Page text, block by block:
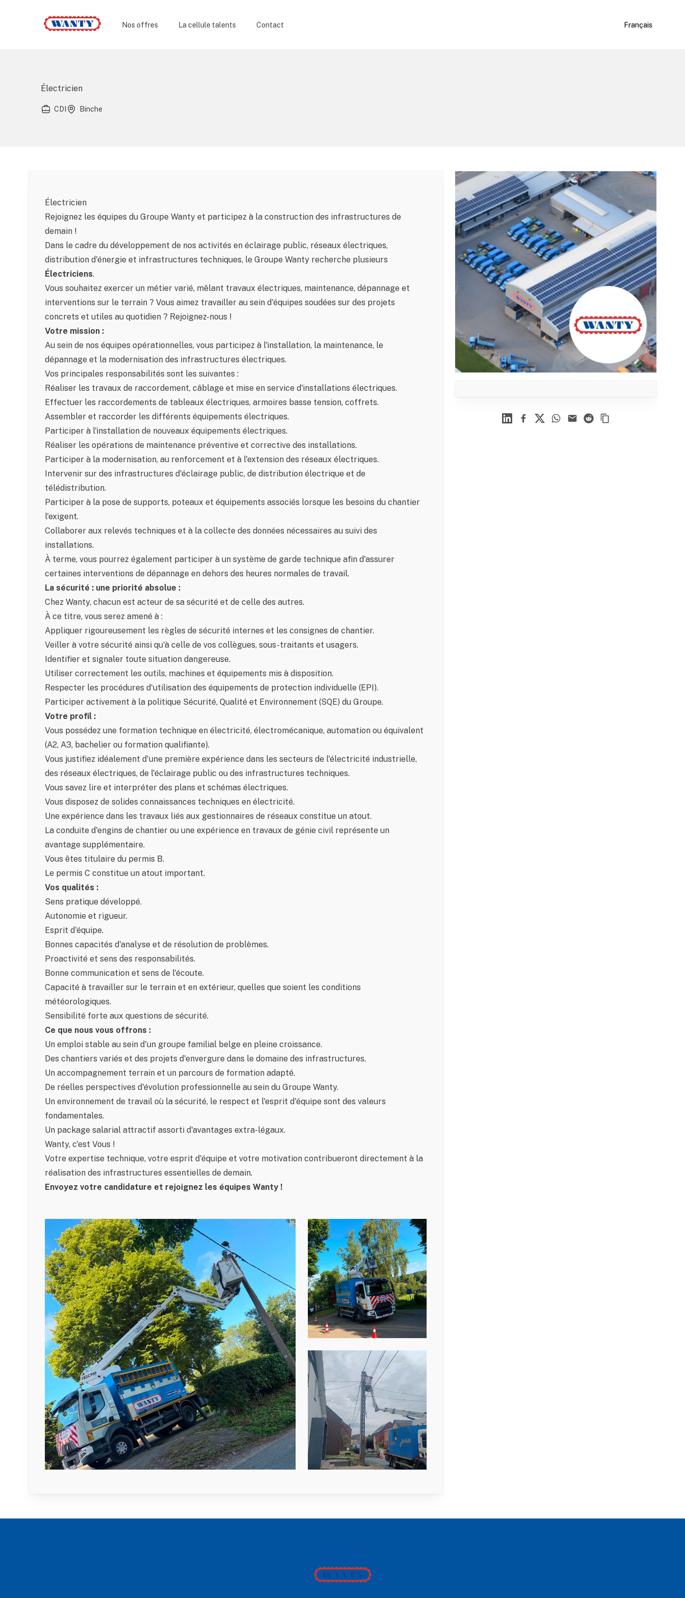
Wanty
Nos offres La cellule talents Contact Français
Électricien
CDI Binche
LinkedinFacebook
X WhatsApp
Mail Reddit
Électricien
Rejoignez les équipes du Groupe Wanty et participez à la construction des infrastructures de
demain !
Dans le cadre du développement de nos activités en éclairage public, réseaux électriques,
distribution d'énergie et infrastructures techniques, le Groupe Wanty recherche plusieurs
Électriciens.
Vous souhaitez exercer un métier varié, mêlant travaux électriques, maintenance, dépannage et
interventions sur le terrain ? Vous aimez travailler au sein d'équipes soudées sur des projets
concrets et utiles au quotidien ? Rejoignez-nous !
Votre mission :
Au sein de nos équipes opérationnelles, vous participez à l'installation, la maintenance, le
dépannage et la modernisation des infrastructures électriques.
Vos principales responsabilités sont les suivantes :
Réaliser les travaux de raccordement, câblage et mise en service d'installations électriques.
Effectuer les raccordements de tableaux électriques, armoires basse tension, coffrets.
Assembler et raccorder les différents équipements électriques.
Participer à l'installation de nouveaux équipements électriques.
Réaliser les opérations de maintenance préventive et corrective des installations.
Participer à la modernisation, au renforcement et à l'extension des réseaux électriques.
Intervenir sur des infrastructures d'éclairage public, de distribution électrique et de
télédistribution.
Participer à la pose de supports, poteaux et équipements associés lorsque les besoins du chantier
l'exigent.
Collaborer aux relevés techniques et à la collecte des données nécessaires au suivi des
installations.
À terme, vous pourrez également participer à un système de garde technique afin d'assurer
certaines interventions de dépannage en dehors des heures normales de travail.
La sécurité : une priorité absolue :
Chez Wanty, chacun est acteur de sa sécurité et de celle des autres.
À ce titre, vous serez amené à :
Appliquer rigoureusement les règles de sécurité internes et les consignes de chantier.
Veiller à votre sécurité ainsi qu'à celle de vos collègues, sous-traitants et usagers.
Identifier et signaler toute situation dangereuse.
Utiliser correctement les outils, machines et équipements mis à disposition.
Respecter les procédures d'utilisation des équipements de protection individuelle (EPI).
Participer activement à la politique Sécurité, Qualité et Environnement (SQE) du Groupe.
Votre profil :
Vous possédez une formation technique en électricité, électromécanique, automation ou équivalent
(A2, A3, bachelier ou formation qualifiante).
Vous justifiez idéalement d'une première expérience dans les secteurs de l'électricité industrielle,
des réseaux électriques, de l'éclairage public ou des infrastructures techniques.
Vous savez lire et interpréter des plans et schémas électriques.
Vous disposez de solides connaissances techniques en électricité.
Une expérience dans les travaux liés aux gestionnaires de réseaux constitue un atout.
La conduite d'engins de chantier ou une expérience en travaux de génie civil représente un
avantage supplémentaire.
Vous êtes titulaire du permis B.
Le permis C constitue un atout important.
Vos qualités :
Sens pratique développé.
Autonomie et rigueur.
Esprit d'équipe.
Bonnes capacités d'analyse et de résolution de problèmes.
Proactivité et sens des responsabilités.
Bonne communication et sens de l'écoute.
Capacité à travailler sur le terrain et en extérieur, quelles que soient les conditions
météorologiques.
Sensibilité forte aux questions de sécurité.
Ce que nous vous offrons :
Un emploi stable au sein d'un groupe familial belge en pleine croissance.
Des chantiers variés et des projets d'envergure dans le domaine des infrastructures.
Un accompagnement terrain et un parcours de formation adapté.
De réelles perspectives d'évolution professionnelle au sein du Groupe Wanty.
Un environnement de travail où la sécurité, le respect et l'esprit d'équipe sont des valeurs
fondamentales.
Un package salarial attractif assorti d'avantages extra-légaux.
Wanty, c'est Vous !
Votre expertise technique, votre esprit d'équipe et votre motivation contribueront directement à la
réalisation des infrastructures essentielles de demain.
Envoyez votre candidature et rejoignez les équipes Wanty !
Wanty